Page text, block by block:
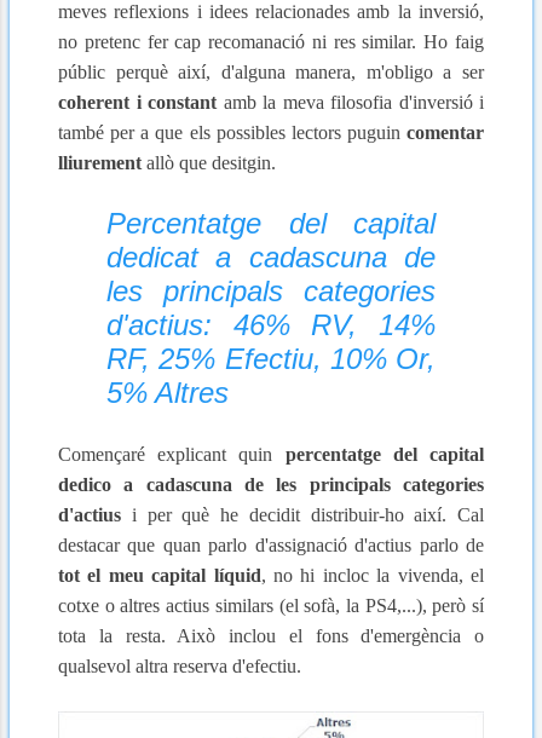
meves reflexions i idees relacionades amb la inversió,
no pretenc fer cap recomanació ni res similar. Ho faig
públic perquè així, d'alguna manera, m'obligo a ser
coherent i constant amb la meva filosofia d'inversió i
també per a que els possibles lectors puguin comentar
lliurement allò que desitgin.
Percentatge del capital
dedicat a cadascuna de
les principals categories
d'actius: 46% RV, 14%
RF, 25% Efectiu, 10% Or,
5% Altres
Començaré explicant quin percentatge del capital
dedico a cadascuna de les principals categories
d'actius i per què he decidit distribuir-ho així. Cal
destacar que quan parlo d'assignació d'actius parlo de
tot el meu capital líquid, no hi incloc la vivenda, el
cotxe o altres actius similars (el sofà, la PS4,...), però sí
tota la resta. Això inclou el fons d'emergència o
qualsevol altra reserva d'efectiu.